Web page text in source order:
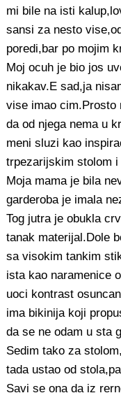
mi bile na isti
sansi za nesto
poredi,bar po mojim
Moj ocuh je bio jos
nikakav.E sad,ja
vise imao cim.Prosto
da od njega nema u
meni sluzi kao
trpezarijskim stolom
Moja mama je bila
garderoba je imala
Tog jutra je obukla
tanak materijal.Dole
sa visokim tankim
ista kao naramenice
uoci kontrast
ima bikinija koji
da se ne odam u sta
Sedim tako za
tada ustao od
Savi se ona da iz